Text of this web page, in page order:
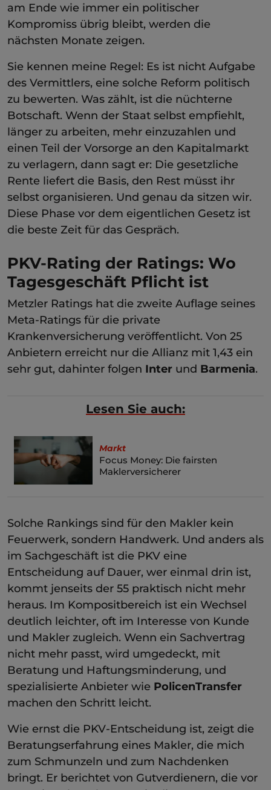
am Ende wie immer ein politischer
Kompromiss übrig bleibt, werden die
nächsten Monate zeigen.
Sie kennen meine Regel: Es ist nicht Aufgabe
des Vermittlers, eine solche Reform politisch
zu bewerten. Was zählt, ist die nüchterne
Botschaft. Wenn der Staat selbst empfiehlt,
länger zu arbeiten, mehr einzuzahlen und
einen Teil der Vorsorge an den Kapitalmarkt
zu verlagern, dann sagt er: Die gesetzliche
Rente liefert die Basis, den Rest müsst ihr
selbst organisieren. Und genau da sitzen wir.
Diese Phase vor dem eigentlichen Gesetz ist
die beste Zeit für das Gespräch.
PKV-Rating der Ratings: Wo
Tagesgeschäft Pflicht ist
Metzler Ratings hat die zweite Auflage seines
Meta-Ratings für die private
Krankenversicherung veröffentlicht. Von 25
Anbietern erreicht nur die Allianz mit 1,43 ein
sehr gut, dahinter folgen Inter und Barmenia.
Lesen Sie auch:
Markt
Focus Money: Die fairsten
Maklerversicherer
Solche Rankings sind für den Makler kein
Feuerwerk, sondern Handwerk. Und anders als
im Sachgeschäft ist die PKV eine
Entscheidung auf Dauer, wer einmal drin ist,
kommt jenseits der 55 praktisch nicht mehr
heraus. Im Kompositbereich ist ein Wechsel
deutlich leichter, oft im Interesse von Kunde
und Makler zugleich. Wenn ein Sachvertrag
nicht mehr passt, wird umgedeckt, mit
Beratung und Haftungsminderung, und
spezialisierte Anbieter wie PolicenTransfer
machen den Schritt leicht.
Wie ernst die PKV-Entscheidung ist, zeigt die
Beratungserfahrung eines Makler, die mich
zum Schmunzeln und zum Nachdenken
bringt. Er berichtet von Gutverdienern, die vor